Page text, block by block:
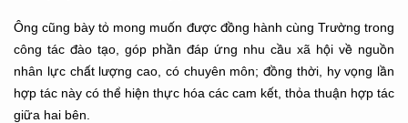
Ông cũng bày tỏ mong muốn được đồng hành cùng Trường trong
công tác đào tạo, góp phần đáp ứng nhu cầu xã hội về nguồn
nhân lực chất lượng cao, có chuyên môn; đồng thời, hy vọng lần
hợp tác này có thể hiện thực hóa các cam kết, thỏa thuận hợp tác
giữa hai bên.